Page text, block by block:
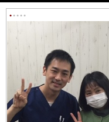
● ● ● ● ●